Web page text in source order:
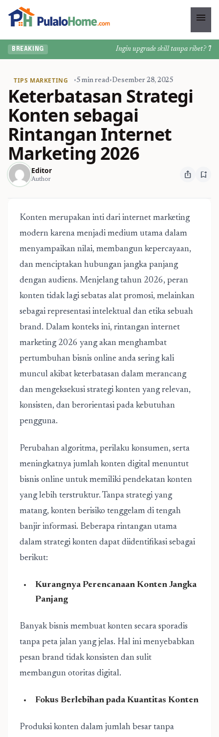
menu
BREAKING Ingin upgrade skill tanpa ribet?
TIPS MARKETING •5 min read•Desember 28, 2025
Keterbatasan Strategi
Konten sebagai
Rintangan Internet
Marketing 2026
Editor
Author ios_share bookmark_add
Konten merupakan inti dari internet marketing
modern karena menjadi medium utama dalam
menyampaikan nilai, membangun kepercayaan,
dan menciptakan hubungan jangka panjang
dengan audiens. Menjelang tahun 2026, peran
konten tidak lagi sebatas alat promosi, melainkan
sebagai representasi intelektual dan etika sebuah
brand. Dalam konteks ini, rintangan internet
marketing 2026 yang akan menghambat
pertumbuhan bisnis online anda sering kali
muncul akibat keterbatasan dalam merancang
dan mengeksekusi strategi konten yang relevan,
konsisten, dan berorientasi pada kebutuhan
pengguna.
Perubahan algoritma, perilaku konsumen, serta
meningkatnya jumlah konten digital menuntut
bisnis online untuk memiliki pendekatan konten
yang lebih terstruktur. Tanpa strategi yang
matang, konten berisiko tenggelam di tengah
banjir informasi. Beberapa rintangan utama
dalam strategi konten dapat diidentifikasi sebagai
berikut:
Kurangnya Perencanaan Konten Jangka
Panjang
Banyak bisnis membuat konten secara sporadis
tanpa peta jalan yang jelas. Hal ini menyebabkan
pesan brand tidak konsisten dan sulit
membangun otoritas digital.
Fokus Berlebihan pada Kuantitas Konten
Produksi konten dalam jumlah besar tanpa